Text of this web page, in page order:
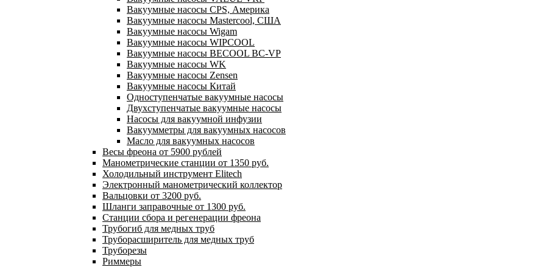
Вакуумные насосы CPS, Америка
Вакуумные насосы Mastercool, США
Вакуумные насосы Wigam
Вакуумные насосы WIPCOOL
Вакуумные насосы BECOOL BC-VP
Вакуумные насосы WK
Вакуумные насосы Zensen
Вакуумные насосы Китай
Одноступенчатые вакуумные насосы
Двухступенчатые вакуумные насосы
Насосы для вакуумной инфузии
Вакуумметры для вакуумных насосов
Масло для вакуумных насосов
Весы фреона от 5900 рублей
Манометрические станции от 1350 руб.
Холодильный инструмент Elitech
Электронный манометрический коллектор
Вальцовки от 3200 руб.
Шланги заправочные от 1300 руб.
Станции сбора и регенерации фреона
Трубогиб для медных труб
Труборасширитель для медных труб
Труборезы
Риммеры